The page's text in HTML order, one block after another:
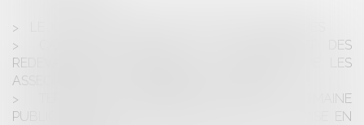
CABINES DE PLAGE : LE JUGE ADMET DES
REDEVANCES REVALORISÉES, À CONDITION DE LES
ASSEOIR SUR LES « AVANTAGES PROCURÉS »
TERRASSES COMMERCIALES SUR LE DOMAINE
PUBLIC : JUSQU’OÙ PEUT-ON SE PASSER DE MISE EN